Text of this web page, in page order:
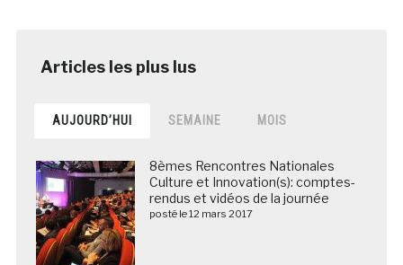
AUJOURD’HUI SEMAINE MOIS
8èmes Rencontres Nationales
Culture et Innovation(s): comptes-
rendus et vidéos de la journée
posté le 12 mars 2017